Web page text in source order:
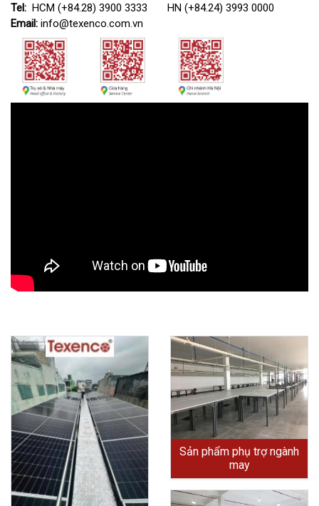
Tel: HCM (+84.28) 3900 3333 HN (+84.24) 3993 0000
Email: info@texenco.com.vn
Sản phẩm phụ trợ ngành
may